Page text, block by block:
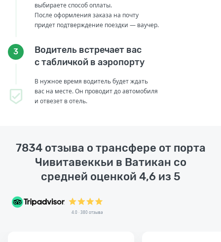
выбираете способ оплаты.
После оформления заказа на почту
придет подтверждение поездки — ваучер.
3
Водитель встречает вас
с табличкой в аэропорту
В нужное время водитель будет ждать
вас на месте. Он проводит до автомобиля
и отвезет в отель.
7834 отзыва о трансфере от порта
Чивитавеккьи в Ватикан со
средней оценкой 4,6 из 5
4.0 · 380 отзыва